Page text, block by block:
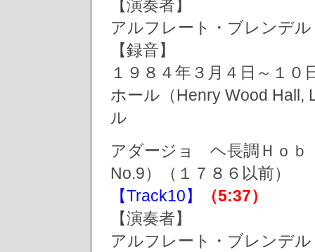
【演奏者】
アルフレート・ブレンデ
【録音】
１９８４年３月４日～１
ホール（Henry Wood
ル
アダージョ ヘ長調Ｈｏｂ
No.9）（１７８６以前）
【Track10】
（5:37）
【演奏者】
アルフレート・ブレンデ